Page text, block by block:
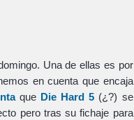
Una de ellas es por
en cuenta que encaja
que Die Hard 5 (¿?) se
pero tras su fichaje para